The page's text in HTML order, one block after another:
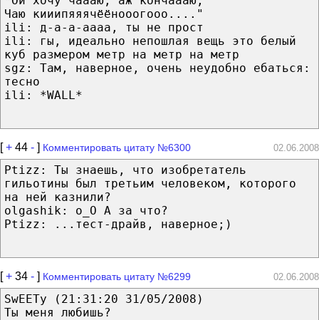
Чаю кииипяяячёёнооогооо...."
ili: д-а-а-аааа, ты не прост
ili: гы, идеально непошлая вещь это белый
куб размером метр на метр на метр
sgz: Там, наверное, очень неудобно ебаться:
тесно
ili: *WALL*
[+ 44 - ] Комментировать цитату №6300 02.06.2008
Ptizz: Ты знаешь, что изобретатель
гильотины был третьим человеком, которого
на ней казнили?
olgashik: о_О А за что?
Ptizz: ...тест-драйв, наверное;)
[+ 34 - ] Комментировать цитату №6299 02.06.2008
SwEETy (21:31:20 31/05/2008)
Ты меня любишь?